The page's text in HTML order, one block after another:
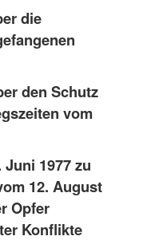
die
den Schutz
vom
1977 zu
12. August
Opfer
Konflikte